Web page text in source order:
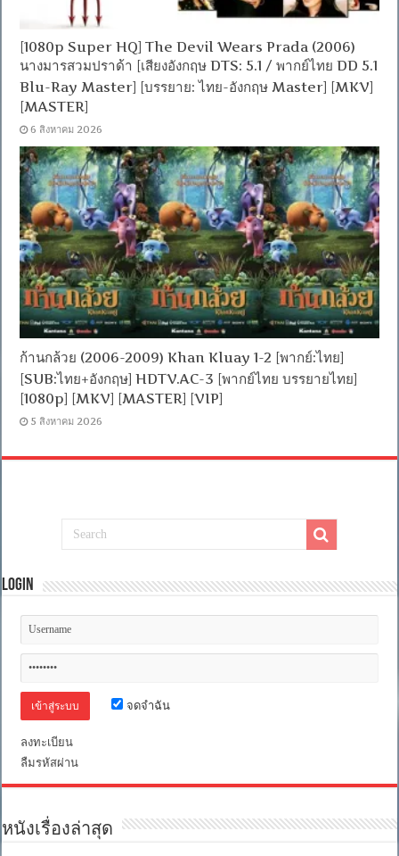
[1080p Super HQ] The Devil Wears Prada (2006)
นางมารสวมปราด้า [เสียงอังกฤษ DTS: 5.1 / พากย์ไทย DD 5.1
Blu-Ray Master] [บรรยาย: ไทย-อังกฤษ Master] [MKV]
[MASTER]
6 สิงหาคม 2026
ก้านกล้วย (2006-2009) Khan Kluay 1-2 [พากย์:ไทย]
[SUB:ไทย+อังกฤษ] HDTV.AC-3 [พากย์ไทย บรรยายไทย]
[1080p] [MKV] [MASTER] [VIP]
5 สิงหาคม 2026
Login
จดจำฉัน
ลงทะเบียน
ลืมรหัสผ่าน
หนังเรื่องล่าสุด